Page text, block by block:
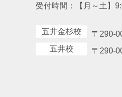
受付時間：【月～土】
五井金杉校 〒290-
五井校
〒290-